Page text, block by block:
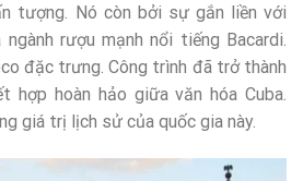
tượng. Nó còn bởi sự gắn liền với
rượu mạnh nổi tiếng Bacardi.
đặc trưng. Công trình đã trở thành
hợp hoàn hảo giữa văn hóa Cuba.
giá trị lịch sử của quốc gia này.